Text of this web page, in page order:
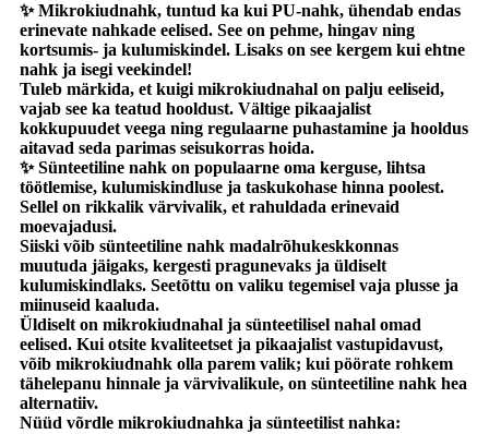
✨ Mikrokiudnahk, tuntud ka kui PU-nahk, ühendab endas
erinevate nahkade eelised. See on pehme, hingav ning
kortsumis- ja kulumiskindel. Lisaks on see kergem kui ehtne
nahk ja isegi veekindel!
Tuleb märkida, et kuigi mikrokiudnahal on palju eeliseid,
vajab see ka teatud hooldust. Vältige pikaajalist
kokkupuudet veega ning regulaarne puhastamine ja hooldus
aitavad seda parimas seisukorras hoida.
✨ Sünteetiline nahk on populaarne oma kerguse, lihtsa
töötlemise, kulumiskindluse ja taskukohase hinna poolest.
Sellel on rikkalik värvivalik, et rahuldada erinevaid
moevajadusi.
Siiski võib sünteetiline nahk madalrõhukeskkonnas
muutuda jäigaks, kergesti pragunevaks ja üldiselt
kulumiskindlaks. Seetõttu on valiku tegemisel vaja plusse ja
miinuseid kaaluda.
Üldiselt on mikrokiudnahal ja sünteetilisel nahal omad
eelised. Kui otsite kvaliteetset ja pikaajalist vastupidavust,
võib mikrokiudnahk olla parem valik; kui pöörate rohkem
tähelepanu hinnale ja värvivalikule, on sünteetiline nahk hea
alternatiiv.
Nüüd võrdle mikrokiudnahka ja sünteetilist nahka: